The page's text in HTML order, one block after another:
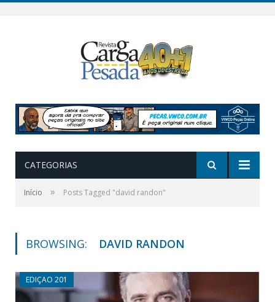
CATEGORIAS
Início » Posts Tagged "david randon"
BROWSING: DAVID RANDON
EDIÇAO 201